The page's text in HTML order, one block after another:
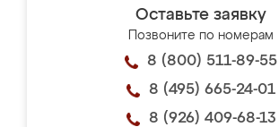
Оставьте заявку
Позвоните по номерам
8 (800) 511-89-55
8 (495) 665-24-01
8 (926) 409-68-13